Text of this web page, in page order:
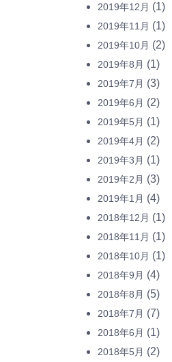
2019年12月 (1)
2019年11月 (1)
2019年10月 (2)
2019年8月 (1)
2019年7月 (3)
2019年6月 (2)
2019年5月 (1)
2019年4月 (2)
2019年3月 (1)
2019年2月 (3)
2019年1月 (4)
2018年12月 (1)
2018年11月 (1)
2018年10月 (1)
2018年9月 (4)
2018年8月 (5)
2018年7月 (7)
2018年6月 (1)
2018年5月 (2)